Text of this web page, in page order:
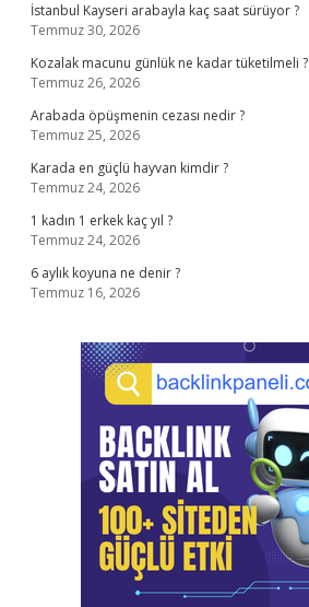
İstanbul Kayseri arabayla kaç saat sürüyor ?
Temmuz 30, 2026
Kozalak macunu günlük ne kadar tüketilmeli ?
Temmuz 26, 2026
Arabada öpüşmenin cezası nedir ?
Temmuz 25, 2026
Karada en güçlü hayvan kimdir ?
Temmuz 24, 2026
1 kadın 1 erkek kaç yıl ?
Temmuz 24, 2026
6 aylık koyuna ne denir ?
Temmuz 16, 2026